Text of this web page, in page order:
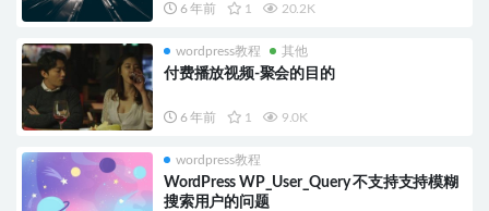
6 年前 1 20.2K
wordpress教程 其他
付费播放视频-聚会的目的
6 年前 1 9.0K
wordpress教程
WordPress WP_User_Query 不支持支持模糊
搜索用户的问题